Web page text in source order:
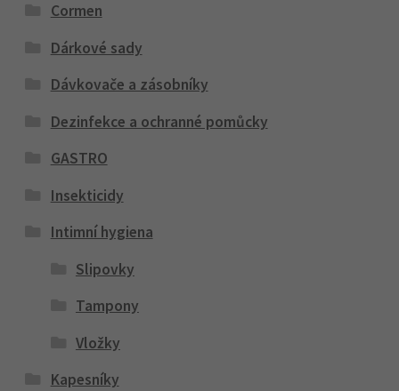
Cormen
Dárkové sady
Dávkovače a zásobníky
Dezinfekce a ochranné pomůcky
GASTRO
Insekticidy
Intimní hygiena
Slipovky
Tampony
Vložky
Kapesníky